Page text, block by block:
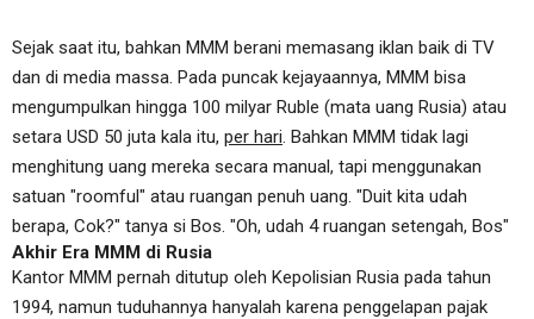
Sejak saat itu, bahkan MMM berani memasang iklan baik di TV
dan di media massa. Pada puncak kejayaannya, MMM bisa
mengumpulkan hingga 100 milyar Ruble (mata uang Rusia) atau
setara USD 50 juta kala itu, per hari. Bahkan MMM tidak lagi
menghitung uang mereka secara manual, tapi menggunakan
satuan "roomful" atau ruangan penuh uang. "Duit kita udah
berapa, Cok?" tanya si Bos. "Oh, udah 4 ruangan setengah, Bos"
Akhir Era MMM di Rusia
Kantor MMM pernah ditutup oleh Kepolisian Rusia pada tahun
1994, namun tuduhannya hanyalah karena penggelapan pajak